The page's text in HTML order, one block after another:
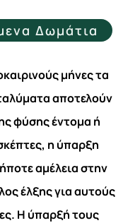
Δωμάτια
μήνες τα
αποτελούν
φύσης έντομα ή
η ύπαρξη
αμέλεια στην
έλξης για αυτούς
Η ύπαρξή τους